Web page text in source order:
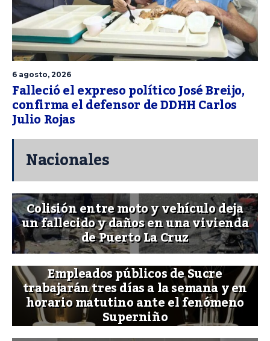
6 agosto, 2026
Falleció el expreso político José Breijo,
confirma el defensor de DDHH Carlos
Julio Rojas
Nacionales
Colisión entre moto y vehículo deja
un fallecido y daños en una vivienda
de Puerto La Cruz
Empleados públicos de Sucre
trabajarán tres días a la semana y en
horario matutino ante el fenómeno
Superniño